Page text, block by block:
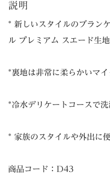
ケ
ッ
ト
説明
* 新しいスタイルのブラン
ル プレミアム スエード生地
*裏地は非常に柔らかいマ
*冷水デリケートコースで
* 家族のスタイルや外出に
商品コード：D43